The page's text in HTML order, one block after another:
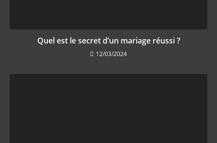
Quel est le secret d’un mariage réussi ?
12/03/2024